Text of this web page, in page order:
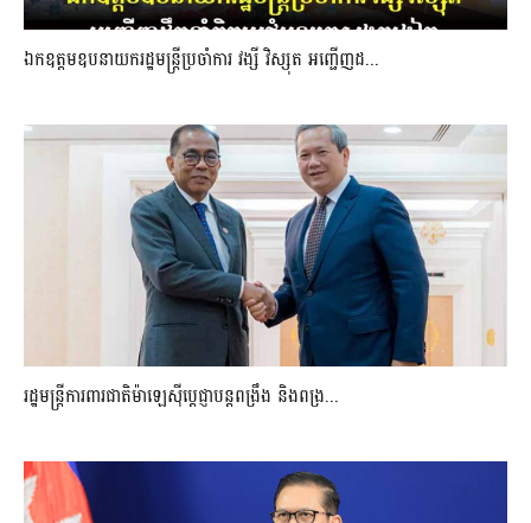
ឯកឧត្តមឧបនាយករដ្ឋមន្រ្តីប្រចាំការ វង្សី វិស្សុត អញ្ជើញដ...
រដ្ឋមន្ត្រីការពារជាតិម៉ាឡេស៊ីប្ដេជ្ញាបន្តពង្រឹង និងពង្រ...